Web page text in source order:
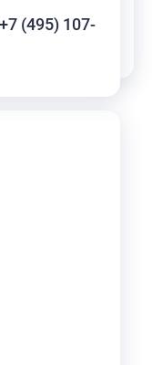
+7 (495) 107-